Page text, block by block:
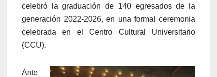
celebró la graduación de 140 egresados de la
generación 2022-2026, en una formal ceremonia
celebrada en el Centro Cultural Universitario
(CCU).
Ante